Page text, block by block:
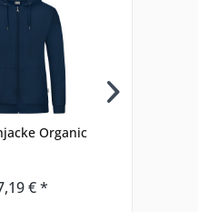
Organic
€ *